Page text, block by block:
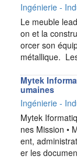
Ingénierie -
Le meuble
on et la
orcer son
métallique.
Mytek
umaines
Ingénierie -
Mytek
nes Mission •
ent,
er les